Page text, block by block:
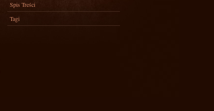
Spis Treści
Tagi